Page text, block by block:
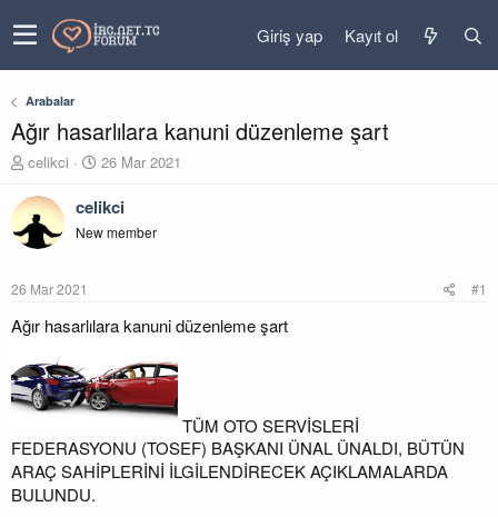
Giriş yap Kayıt ol
Arabalar
Ağır hasarlılara kanuni düzenleme şart
K
n
u
y
b
a
ş
l
a
t
a
celikci
B
ş
l
a
ç
r
i
h
i
26 Mar 2021
celikci
New member
26 Mar 2021 #1
Ağır hasarlılara kanuni düzenleme şart
TÜM OTO SERVİSLERİ
FEDERASYONU (TOSEF) BAŞKANI ÜNAL ÜNALDI, BÜTÜN
ARAÇ SAHİPLERİNİ İLGİLENDİRECEK AÇIKLAMALARDA
BULUNDU.